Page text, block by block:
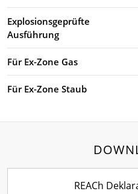
Explosionsgeprüfte
Ausführung
Für Ex-Zone Gas
Für Ex-Zone Staub
REACh